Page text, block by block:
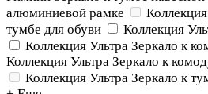
алюминиевой рамке
тумбе для обуви
Коллекция
Коллекция Ультра Зеркало к
Коллекция Ультра Зеркало к
Коллекция Ультра Зеркало к